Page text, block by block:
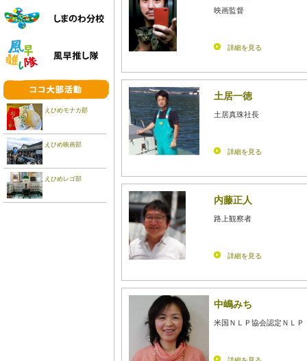
えひめモナカ部
えひめ映画部
えひめレゴ部
映画監督
詳細を見る
土居一徳
土居真珠社長
詳細を見る
内藤正人
路上観察者
詳細を見る
中嶋みち
米国ＮＬＰ協会認定ＮＬＰ